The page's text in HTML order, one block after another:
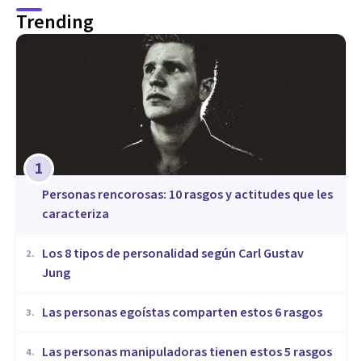
Trending
1
​Personas rencorosas: 10 rasgos y actitudes que les
caracteriza
2.
​Los 8 tipos de personalidad según Carl Gustav
Jung
3. Las personas egoístas comparten estos 6 rasgos
4. Las personas manipuladoras tienen estos 5 rasgos